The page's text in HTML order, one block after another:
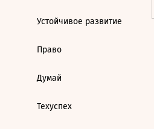
Устойчивое развитие
Право
Думай
Техуспех